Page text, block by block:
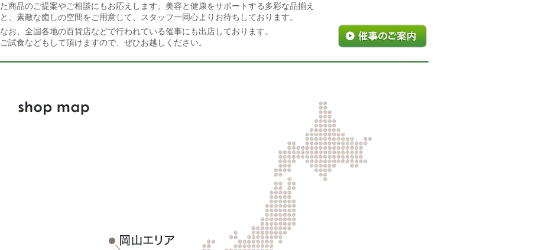
た商品のご提案やご相談にもお応えします。美容と健康をサポートする多彩な品揃え
と、素敵な癒しの空間をご用意して、スタッフ一同心よりお待ちしております。
なお、全国各地の百貨店などで行われている催事にも出店しております。
ご試食などもして頂けますので、ぜひお越しください。